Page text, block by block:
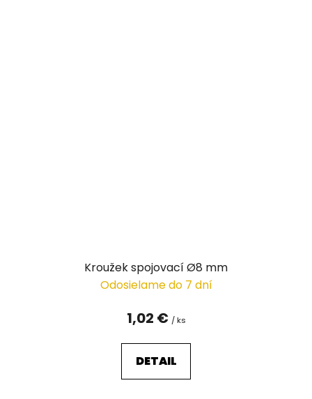
Kroužek spojovací Ø8 mm
Odosielame do 7 dní
1,02 € / ks
DETAIL